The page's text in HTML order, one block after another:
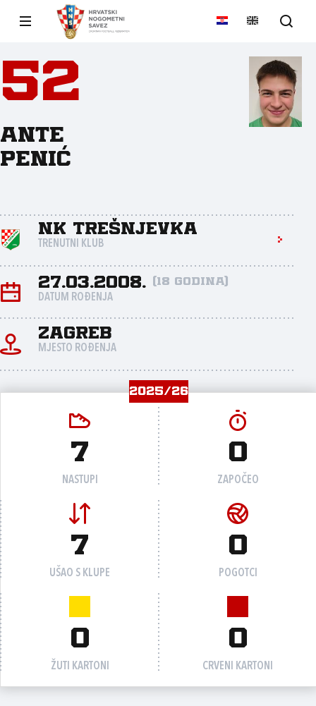
52
Ante
Penić
NK Trešnjevka
TRENUTNI KLUB
27.03.2008. (18 godina)
DATUM ROĐENJA
Zagreb
MJESTO ROĐENJA
2025/26
7
NASTUPI
0
ZAPOČEO
7
UŠAO S KLUPE
0
POGOTCI
0
ŽUTI KARTONI
0
CRVENI KARTONI